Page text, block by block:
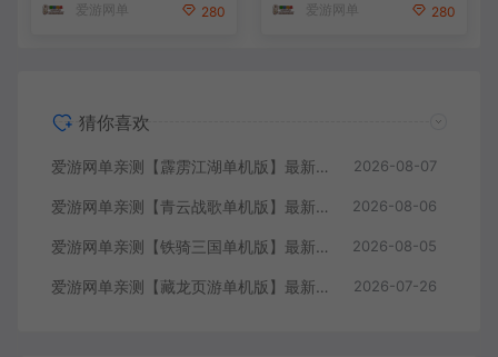
爱游网单 280 爱游网单 280
猜你喜欢
爱游网单亲测【霹雳江湖单机版】最新整理页游武侠单机一键端Win系单机服务端PC客户端 GM后台 通用视频教学+手工端文本教学 2026-08-07
爱游网单亲测【青云战歌单机版】最新整理页游修仙单机一键端Win系单机服务端PC客户端 GM后台 通用视频教学+手工端文本教学 2026-08-06
爱游网单亲测【铁骑三国单机版】最新整理页游单机一键端Win系单机服务端PC客户端 GM后台 通用视频教学+手工端文本教学 2026-08-05
爱游网单亲测【藏龙页游单机版】最新整理怀旧页游免flash 带GM充值物品GM工具 解压一键启动 视频安装教学 2026-07-26